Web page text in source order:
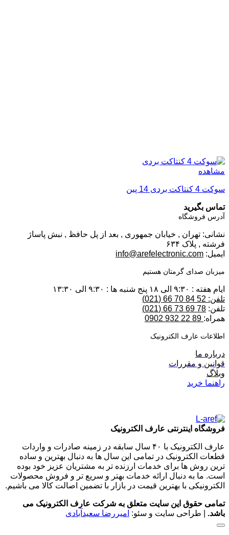
مشاهده
سوکت 4 کنتاکت بردی 14 پین
تماس بگیرید
آدرس فروشگاه
نشانی: تهران , خیابان جمهوری , بعد از پل حافظ , نبش پاساژ
فرشته , پلاک ۶۳۴
ایمیل: info@arefelectronic.com
میزبان صدای گرمتان هستیم
ایام هفته : ۹:۳۰ الی ۱۸ پنج شنبه ها : ۹:۳۰ الی ۱۳:۳۰
تلفن: 52 84 70 66 (021)
تلفن: 78 69 73 66 (021)
همراه:
اطلاعات عارف الکترونیک
درباره ما
قوانین و مقررات
وبلاگ
راهنما خرید
فروشگاه اینترنتی عارف الکترونیک
عارف الکترونیک با ۴۰ سال سابقه در زمینه صادرات و واردات
قطعات الکترونیک در تمامی این سال ها به دنبال بهترین و ساده
ترین روش ها برای خدمات ارزنده تر به مشتریان عزیز خود بوده
است. ما به دنبال ارائه خدمات بهتر و سریع تر و فروش محصولات
الکترونیکی با بهترین قیمت در بازار با تضمین اصالت کالا می باشیم.
تمامی حقوق این سایت متعلق به شرکت عارف الکترونیک می
باشد. | طراحی سایت و سئو: امیررضا سعیدآبادی